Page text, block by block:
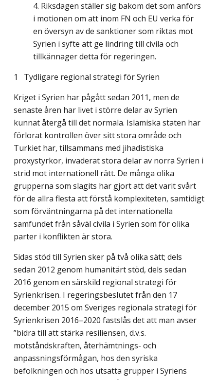
Riksdagen ställer sig bakom det som anförs
i motionen om att inom FN och EU verka för
en översyn av de sanktioner som riktas mot
Syrien i syfte att ge lindring till civila och
tillkännager detta för regeringen.
1 Tydligare regional strategi för Syrien
Kriget i Syrien har pågått sedan 2011, men de
senaste åren har livet i större delar av Syrien
kunnat återgå till det normala. Islamiska staten har
förlorat kontrollen över sitt stora område och
Turkiet har, tillsammans med jihadistiska
proxystyrkor, invaderat stora delar av norra Syrien i
strid mot internationell rätt. De många olika
grupperna som slagits har gjort att det varit svårt
för de allra flesta att förstå komplexiteten, samtidigt
som förväntningarna på det internationella
samfundet från såväl civila i Syrien som för olika
parter i konflikten är stora.
Sidas stöd till Syrien sker på två olika sätt; dels
sedan 2012 genom humanitärt stöd, dels sedan
2016 genom en särskild regional strategi för
Syrienkrisen. I regeringsbeslutet från den 17
december 2015 om Sveriges regionala strategi för
Syrienkrisen 2016–2020 fastslås det att man avser
”bidra till att stärka resiliensen, d.v.s.
motståndskraften, åter­hämtnings- och
anpassningsförmågan, hos den syriska
befolkningen och hos utsatta grupper i Syriens